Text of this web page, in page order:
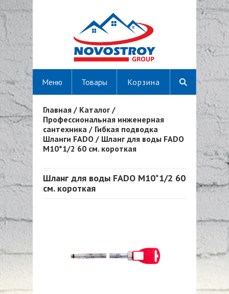
Корзина
Меню Товары
Вы здесь
Главная / Каталог /
Профессиональная инженерная
сантехника / Гибкая подводка
Шланги FADO / Шланг для воды FADO
M10*1/2 60 см. короткая
Шланг для воды FADO M10*1/2 60
см. короткая